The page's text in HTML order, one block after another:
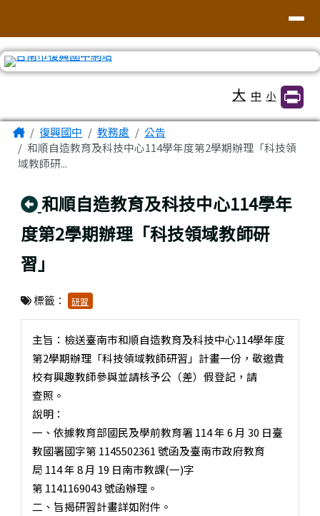
大 中 小
主內容區域
Home復興國中 教務處
公告
和順自造教育及科技中心114學年度第2學期辦理「科技領
域教師研...
回上頁
和順自造教育及科技中心114學年
度第2學期辦理「科技領域教師研
習」
標籤： 研習
主旨：檢送臺南市和順自造教育及科技中心114學年度
第2學期辦理「科技領域教師研習」計畫一份，敬邀貴
校有興趣教師參與並請核予公（差）假登記，請
查照。
說明：
一、依據教育部國民及學前教育署 114 年 6 月 30 日臺
教國署國字第 1145502361 號函及臺南市政府教育
局 114 年 8 月 19 日南市教課(一)字
第 1141169043 號函辦理。
二、旨揭研習計畫詳如附件。
頁尾區域